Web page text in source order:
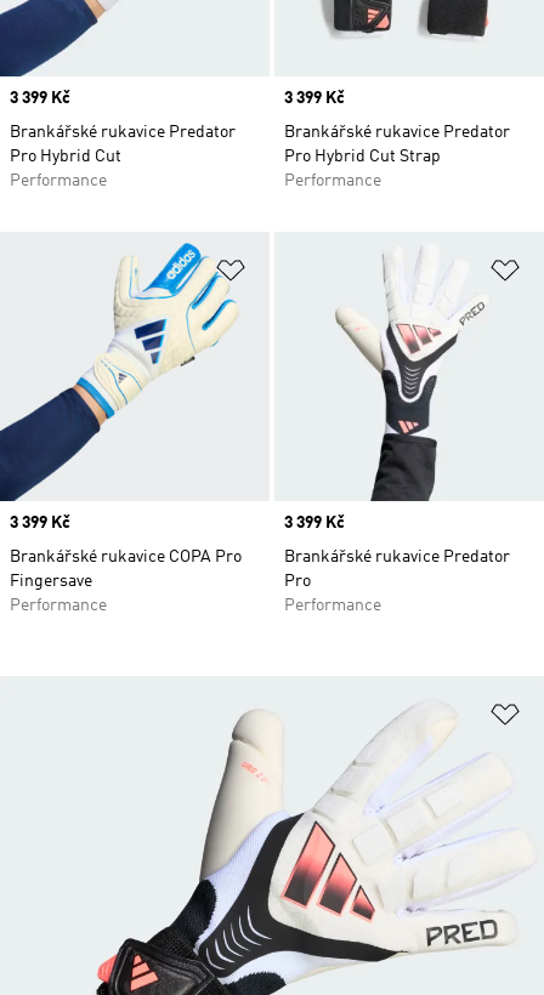
Price
3 399 Kč
Brankářské rukavice Predator
Pro Hybrid Cut
Performance
Price
3 399 Kč
Brankářské rukavice Predator
Pro Hybrid Cut Strap
Performance
Přidat do seznamu přání
Price
3 399 Kč
Brankářské rukavice COPA Pro
Fingersave
Performance
Price
3 399 Kč
Brankářské rukavice Predator
Pro
Performance